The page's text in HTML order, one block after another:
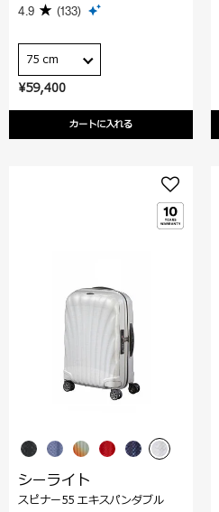
¥59,400
カートに入れる
4.9 (133)
75 cm
シーライト
スピナー55 エキスパンダブル